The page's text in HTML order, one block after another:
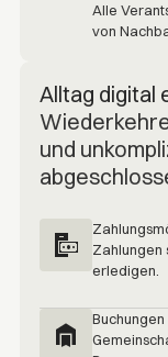
Alle
von
Alltag digital
und
Zahlungen
erledigen.
Buchungen